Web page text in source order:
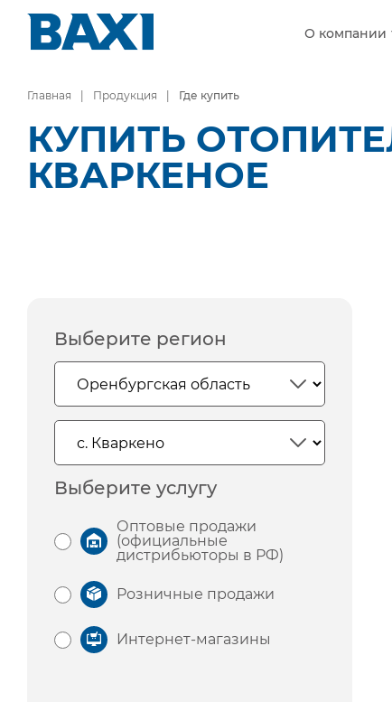
О компании
Главная Продукция Где купить
КУПИТЬ
КВАРКЕНОЕ
Выберите регион
Выберите услугу
Оптовые продажи
(официальные
дистрибьюторы в РФ)
Розничные продажи
Интернет-магазины